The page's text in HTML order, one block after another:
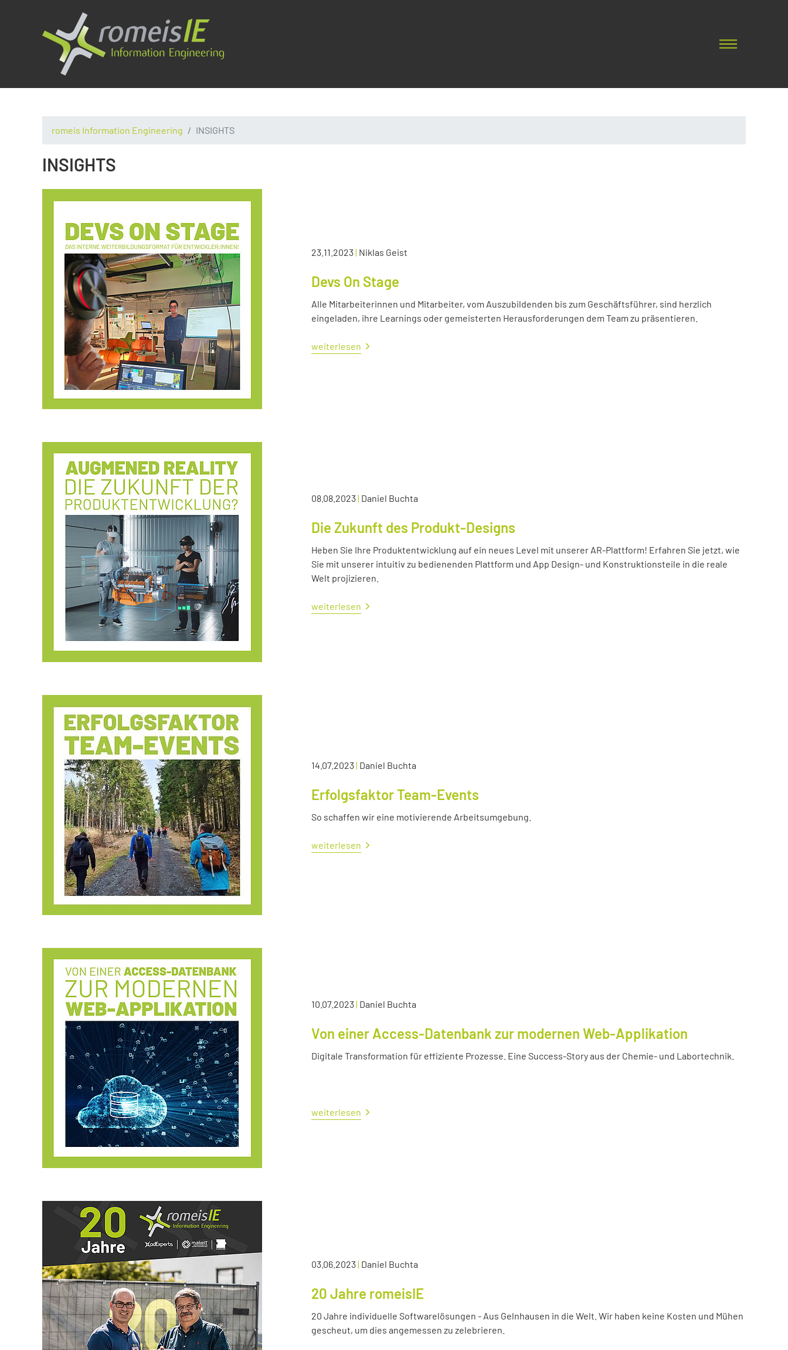
romeis Information Engineering INSIGHTS
INSIGHTS
23.11.2023| Niklas Geist
Devs On Stage
Alle Mitarbeiterinnen und Mitarbeiter, vom Auszubildenden bis zum Geschäftsführer, sind herzlich
eingeladen, ihre Learnings oder gemeisterten Herausforderungen dem Team zu präsentieren.
weiterlesen
08.08.2023| Daniel Buchta
Die Zukunft des Produkt-Designs
Heben Sie Ihre Produktentwicklung auf ein neues Level mit unserer AR-Plattform! Erfahren Sie jetzt, wie
Sie mit unserer intuitiv zu bedienenden Plattform und App Design- und Konstruktionsteile in die reale
Welt projizieren.
weiterlesen
14.07.2023| Daniel Buchta
Erfolgsfaktor Team-Events
So schaffen wir eine motivierende Arbeitsumgebung.
weiterlesen
10.07.2023| Daniel Buchta
Von einer Access-Datenbank zur modernen Web-Applikation
Digitale Transformation für effiziente Prozesse. Eine Success-Story aus der Chemie- und Labortechnik.
weiterlesen
03.06.2023| Daniel Buchta
20 Jahre romeisIE
20 Jahre individuelle Softwarelösungen - Aus Gelnhausen in die Welt. Wir haben keine Kosten und Mühen
gescheut, um dies angemessen zu zelebrieren.